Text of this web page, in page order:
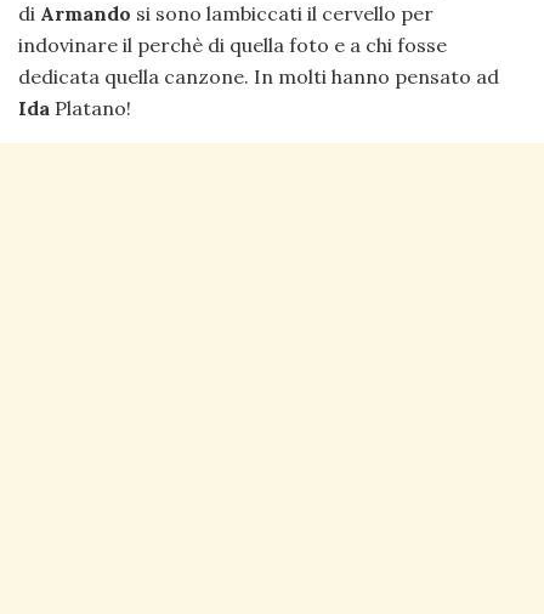
di Armando si sono lambiccati il cervello per
indovinare il perchè di quella foto e a chi fosse
dedicata quella canzone. In molti hanno pensato ad
Ida Platano!